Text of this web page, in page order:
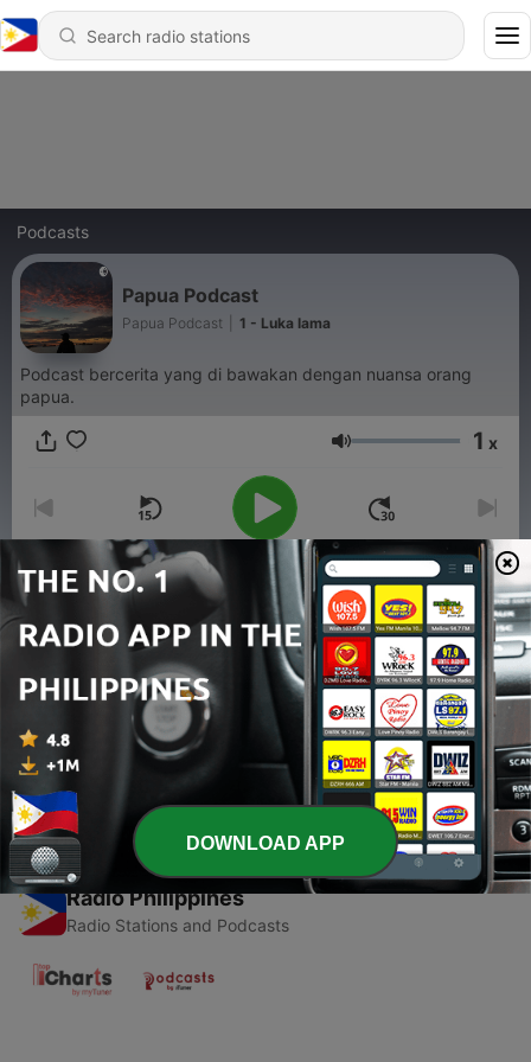
Podcasts
Papua Podcast
Papua Podcast 1 - Luka lama
Podcast bercerita yang di bawakan dengan nuansa orang
papua.
Volume 1 x
00:00
Episodes
27 Oct 2020
Radio Philippines
Radio Stations and Podcasts
DOWNLOAD APP